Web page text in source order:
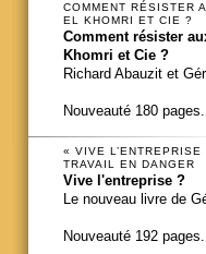
COMMENT RÉSISTER
EL KHOMRI ET CIE ?
Comment résister
Khomri et Cie ?
Richard Abauzit et
Nouveauté 180
« VIVE
TRAVAIL EN DANGER
Vive l'entreprise ?
Le nouveau livre de
Nouveauté 192